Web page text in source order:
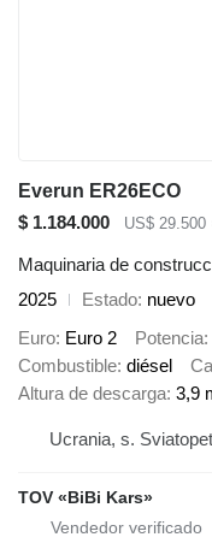
Everun ER26ECO
$ 1.184.000
US$ 29.500
Maquinaria de
2025
Estado nuevo
Euro Euro 2 Potencia
Combustible diésel
Altura de descarga 3,9
Ucrania, s.
TOV «BiBi Kars»